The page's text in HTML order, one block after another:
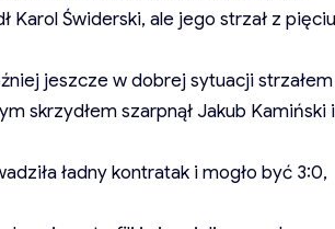
Karol Świderski, ale jego strzał z pięciu
jeszcze w dobrej sytuacji strzałem
skrzydłem szarpnął Jakub Kamiński i
ładny kontratak i mogło być 3:0,